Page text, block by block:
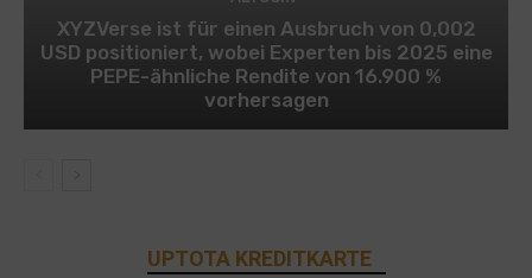
XYZVerse ist für einen Ausbruch von 0,002
USD positioniert, wobei Experten bis 2025 eine
PEPE-ähnliche Rendite von 16.900 %
vorhersagen
UPTOTA KREDITKARTE